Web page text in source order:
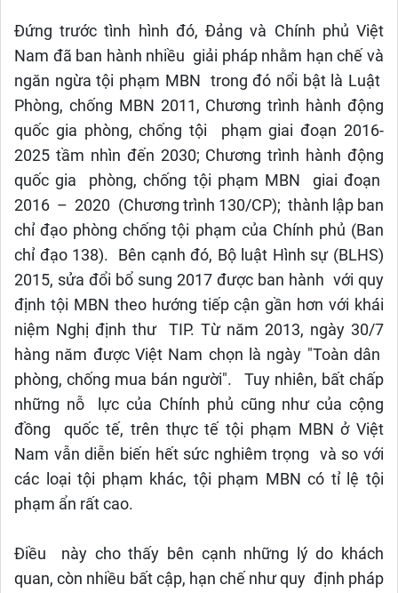
Đứng trước tình hình đó, Đảng và Chính phủ Việt
Nam đã ban hành nhiều giải pháp nhằm hạn chế và
ngăn ngừa tội phạm MBN trong đó nổi bật là Luật
Phòng, chống MBN 2011, Chương trình hành động
quốc gia phòng, chống tội phạm giai đoạn 2016-
2025 tầm nhìn đến 2030; Chương trình hành động
quốc gia phòng, chống tội phạm MBN giai đoạn
2016 – 2020 (Chương trình 130/CP); thành lập ban
chỉ đạo phòng chống tội phạm của Chính phủ (Ban
chỉ đạo 138). Bên cạnh đó, Bộ luật Hình sự (BLHS)
2015, sửa đổi bổ sung 2017 được ban hành với quy
định tội MBN theo hướng tiếp cận gần hơn với khái
niệm Nghị định thư TIP. Từ năm 2013, ngày 30/7
hàng năm được Việt Nam chọn là ngày "Toàn dân
phòng, chống mua bán người". Tuy nhiên, bất chấp
những nỗ lực của Chính phủ cũng như của cộng
đồng quốc tế, trên thực tế tội phạm MBN ở Việt
Nam vẫn diễn biến hết sức nghiêm trọng và so với
các loại tội phạm khác, tội phạm MBN có tỉ lệ tội
phạm ẩn rất cao.
Điều này cho thấy bên cạnh những lý do khách
quan, còn nhiều bất cập, hạn chế như quy định pháp